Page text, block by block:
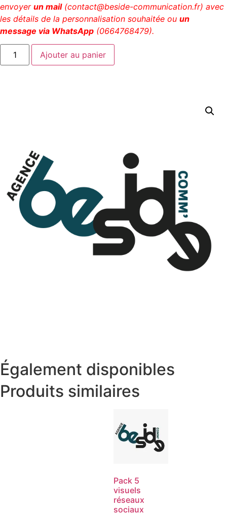
envoyer un mail(contact@beside-communication.fr) avec
les détails de la personnalisation souhaitée ou un
message via WhatsApp (0664768479).
Ajouter au panier
Également disponibles
Produits similaires
Pack 5
visuels
réseaux
sociaux